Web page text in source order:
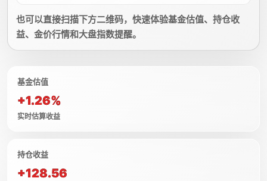
也可以直接扫描下方二维码，快速体验基金估值、持仓收
益、金价行情和大盘指数提醒。
基金估值
+1.26%
实时估算收益
持仓收益
+128.56